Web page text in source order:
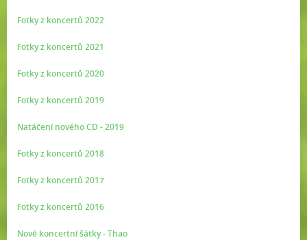
Fotky z koncertů 2022
Fotky z koncertů 2021
Fotky z koncertů 2020
Fotky z koncertů 2019
Natáčení nového CD - 2019
Fotky z koncertů 2018
Fotky z koncertů 2017
Fotky z koncertů 2016
Nové koncertní šátky - Thao